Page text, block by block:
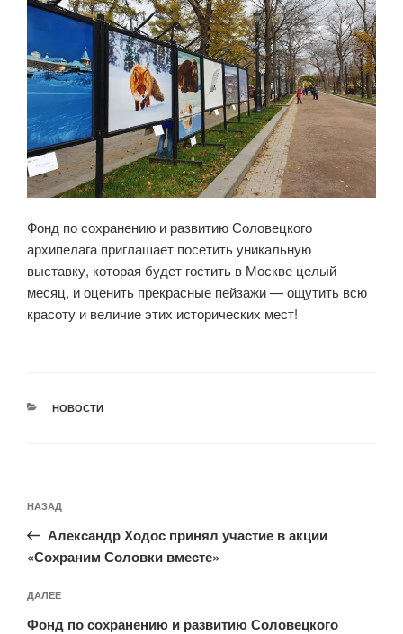
Фонд по сохранению и развитию Соловецкого
архипелага приглашает посетить уникальную
выставку, которая будет гостить в Москве целый
месяц, и оценить прекрасные пейзажи — ощутить всю
красоту и величие этих исторических мест!
РУБРИКИ
НОВОСТИ
по
записям
Предыдущая
запись:
НАЗАД
Александр Ходос принял участие в акции
«Сохраним Соловки вместе»
Следующая
запись
ДАЛЕЕ
Фонд по сохранению и развитию Соловецкого